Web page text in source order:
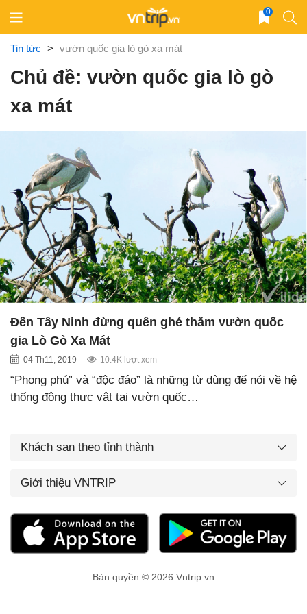
content
0
Tin tức > vườn quốc gia lò gò xa mát
Chủ đề: vườn quốc gia lò gò
xa mát
Đến Tây Ninh đừng quên ghé thăm vườn quốc
gia Lò Gò Xa Mát
04 Th11, 2019 10.4K lượt xem
“Phong phú” và “độc đáo” là những từ dùng để nói về hệ
thống động thực vật tại vườn quốc…
Khách sạn theo tỉnh thành
Giới thiệu VNTRIP
Bản quyền © 2026 Vntrip.vn